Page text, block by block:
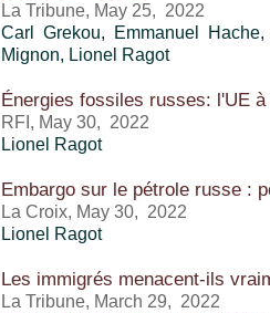
La Tribune, May 25, 2022
Carl Grekou, Emmanuel
Mignon, Lionel Ragot
Énergies fossiles russes: l'UE
RFI, May 30, 2022
Lionel Ragot
Embargo sur le pétrole russe :
La Croix, May 30, 2022
Lionel Ragot
Les immigrés menacent-ils
La Tribune, March 29, 2022